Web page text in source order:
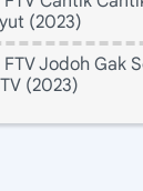
(2023)
Jodoh Gak
(2023)